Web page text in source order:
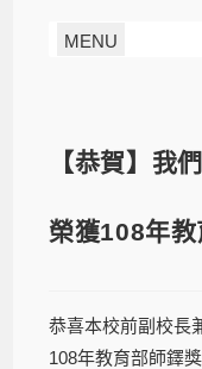
MENU
【恭賀】我
榮獲108年
恭喜本校前副校長
108年教育部師鐸獎